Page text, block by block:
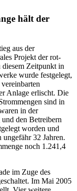
hält der
aus der
Projekt der rot-
diesem Zeitpunkt in
wurde festgelegt,
Anlage erlischt. Die
sind in
in der
den Betreibern
worden und
32 Jahren.
noch 1.241,4
im Zuge des
Im Mai 2005